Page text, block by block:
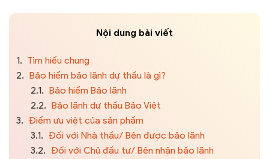
Nội dung bài viết
1. Tìm hiểu chung
2. Bảo hiểm bảo lãnh dự thầu là gì?
2.1. Bảo hiểm Bảo lãnh
2.2. Bảo lãnh dự thầu Bảo Việt
3. Điểm ưu việt của sản phẩm
3.1. Đối với Nhà thầu/ Bên được bảo lãnh
3.2. Đối với Chủ đầu tư/ Bên nhận bảo lãnh